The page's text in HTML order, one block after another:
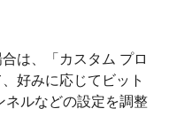
は、「カスタム プロ
好みに応じてビット
ネルなどの設定を調整